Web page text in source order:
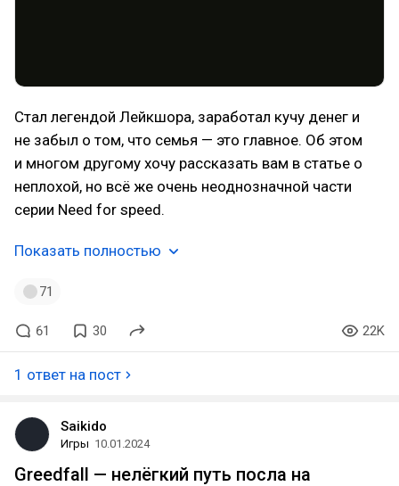
Стал легендой Лейкшора, заработал кучу денег и
не забыл о том, что семья — это главное. Об этом
и многом другому хочу рассказать вам в статье о
неплохой, но всё же очень неоднозначной части
серии Need for speed.
Показать полностью
71
61 30 22K
1 ответ на пост
Saikido
Игры 10.01.2024
Greedfall — нелёгкий путь посла на